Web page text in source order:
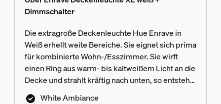
Dimmschalter
Die extragroße Deckenleuchte Hue Enrave in
Weiß erhellt weite Bereiche. Sie eignet sich prima
für kombinierte Wohn-/Esszimmer. Sie wirft
einen Ring aus warm- bis kaltweißem Licht an die
Decke und strahlt kräftig nach unten, so entsteht
ein einzigartiger Lichteffekt.
White Ambiance